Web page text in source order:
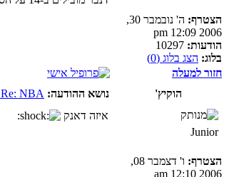
הצטרף:
ה' נובמבר 30,
2006 12:09 pm
הודעות:
בלוג: הצג בלוג (0)
חזור למעלה
הוקיץ'
נושא ההודעה: Re: NBA לראשון
Junior
הצטרף:
ו' דצמבר 08,
2006 12:10 am
איזה דאנק